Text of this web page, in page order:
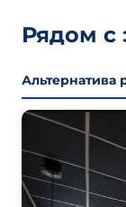
Рядом с
Альтернатива